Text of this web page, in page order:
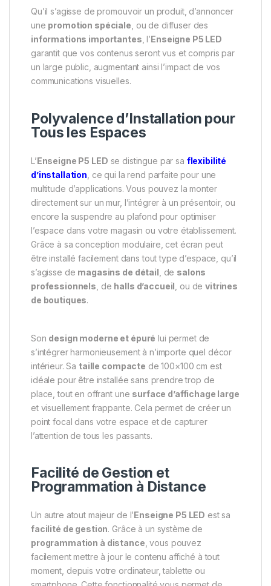
Qu’il s’agisse de promouvoir un produit, d’annoncer
une promotion spéciale , ou de diffuser des
informations importantes , l’Enseigne P5 LED
garantit que vos contenus seront vus et compris par
un large public, augmentant ainsi l’impact de vos
communications visuelles.
Polyvalence d’Installation pour
Tous les Espaces
L’Enseigne P5 LED se distingue par sa flexibilité
d’installation , ce qui la rend parfaite pour une
multitude d’applications. Vous pouvez la monter
directement sur un mur, l’intégrer à un présentoir, ou
encore la suspendre au plafond pour optimiser
l’espace dans votre magasin ou votre établissement.
Grâce à sa conception modulaire, cet écran peut
être installé facilement dans tout type d’espace, qu’il
s’agisse de magasins de détail , de salons
professionnels , de halls d’accueil , ou devitrines
de boutiques.
Son design moderne et épuré lui permet de
s’intégrer harmonieusement à n’importe quel décor
intérieur. Sa taille compacte de 100×100 cm est
idéale pour être installée sans prendre trop de
place, tout en offrant une surface d’affichage large
et visuellement frappante. Cela permet de créer un
point focal dans votre espace et de capturer
l’attention de tous les passants.
Facilité de Gestion et
Programmation à Distance
Un autre atout majeur de l’ Enseigne P5 LED est sa
facilité de gestion. Grâce à un système de
programmation à distance, vous pouvez
facilement mettre à jour le contenu affiché à tout
moment, depuis votre ordinateur, tablette ou